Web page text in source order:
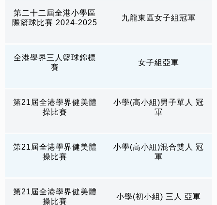
第二十二屆全港小學區
際籃球比賽 2024-2025
九龍東區女子組冠軍
全港學界三人籃球錦標
賽
女子組亞軍
第21屆全港學界健美體
操比賽
小學(高小組)男子單人 冠
軍
第21屆全港學界健美體
操比賽
小學(高小組)混合雙人 冠
軍
第21屆全港學界健美體
操比賽
小學(初小組) 三人 亞軍